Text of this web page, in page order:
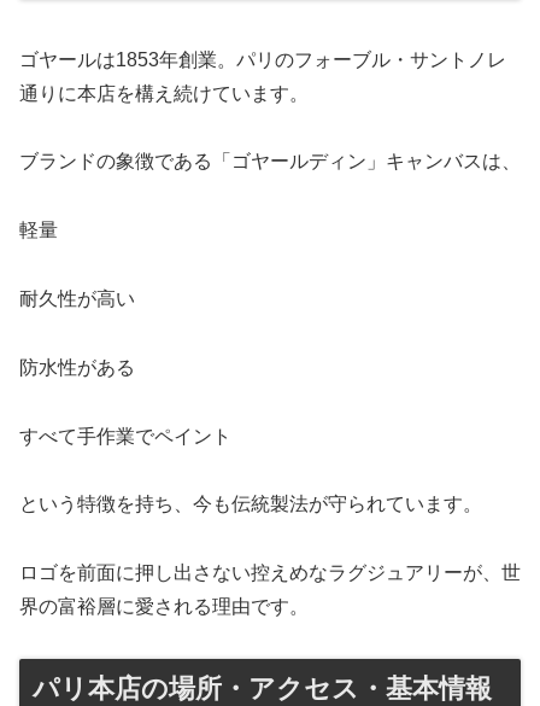
ゴヤールは1853年創業。パリのフォーブル・サントノレ
通りに本店を構え続けています。
ブランドの象徴である「ゴヤールディン」キャンバスは、
軽量
耐久性が高い
防水性がある
すべて手作業でペイント
という特徴を持ち、今も伝統製法が守られています。
ロゴを前面に押し出さない控えめなラグジュアリーが、世
界の富裕層に愛される理由です。
パリ本店の場所・アクセス・基本情報